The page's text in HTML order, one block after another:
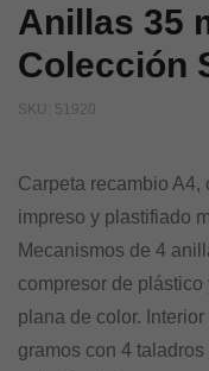
Anillas 35
Colección
SKU: 51920
Carpeta recambio A4,
impreso y plastifiado
Mecanismos de 4
compresor de
plana de color.
gramos con 4